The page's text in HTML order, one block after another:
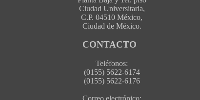
Ciudad Universitaria,
C.P. 04510 México,
Ciudad de México.
CONTACTO
Teléfonos:
(0155) 5622-6174
(0155) 5622-6176